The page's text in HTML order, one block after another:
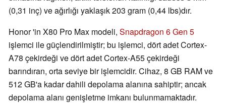
(0,31 inç) ve ağırlığı yaklaşık 203 gram (0,44 lbs)dır.
Honor 'in X80 Pro Max modeli, Snapdragon 6 Gen 5
işlemci ile güçlendirilmiştir; bu işlemci, dört adet Cortex-
A78 çekirdeği ve dört adet Cortex-A55 çekirdeği
barındıran, orta seviye bir işlemcidir. Cihaz, 8 GB RAM ve
512 GB'a kadar dahili depolama alanına sahiptir; ancak
depolama alanı genişletme imkanı bulunmamaktadır.